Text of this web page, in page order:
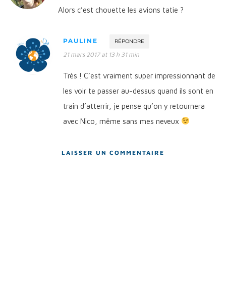
Alors c’est chouette les avions tatie ?
PAULINE RÉPONDRE
21 mars 2017 at 13 h 31 min
Très ! C’est vraiment super impressionnant de
les voir te passer au-dessus quand ils sont en
train d’atterrir, je pense qu’on y retournera
avec Nico, même sans mes neveux
LAISSER UN COMMENTAIRE